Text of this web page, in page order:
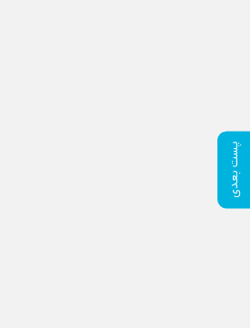
پست بعدی